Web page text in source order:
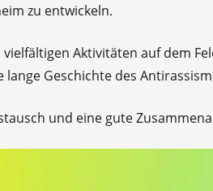
zu entwickeln.
Aktivitäten auf dem
Geschichte des
und eine gute